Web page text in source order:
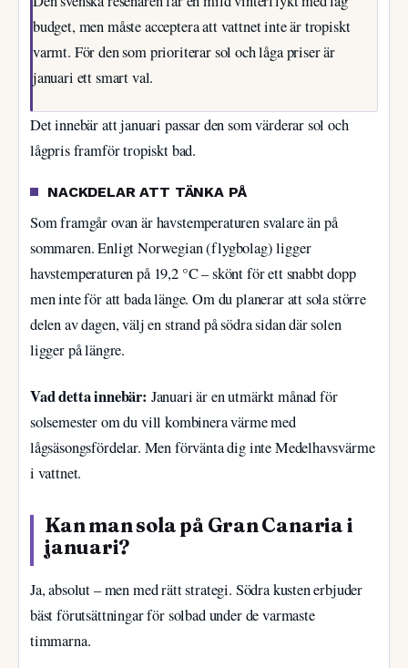
budget, men måste acceptera att vattnet inte är tropiskt
varmt. För den som prioriterar sol och låga priser är
januari ett smart val.
Det innebär att januari passar den som värderar sol och
lågpris framför tropiskt bad.
NACKDELAR ATT TÄNKA PÅ
Som framgår ovan är havstemperaturen svalare än på
sommaren. Enligt Norwegian (flygbolag) ligger
havstemperaturen på 19,2 °C – skönt för ett snabbt dopp
men inte för att bada länge. Om du planerar att sola större
delen av dagen, välj en strand på södra sidan där solen
ligger på längre.
Vad detta innebär: Januari är en utmärkt månad för
solsemester om du vill kombinera värme med
lågsäsongsfördelar. Men förvänta dig inte Medelhavsvärme
i vattnet.
Kan man sola på Gran Canaria i
januari?
Ja, absolut – men med rätt strategi. Södra kusten erbjuder
bäst förutsättningar för solbad under de varmaste
timmarna.